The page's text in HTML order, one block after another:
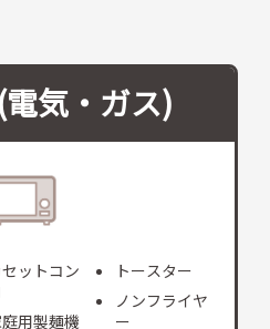
気・ガス)
ットコン
用製麺機
トースター
ノンフライヤ
ー